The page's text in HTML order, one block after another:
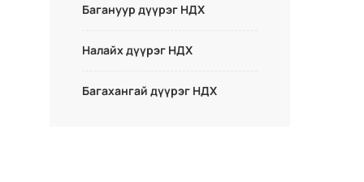
Багануур дүүрэг НДХ
Налайх дүүрэг НДХ
Багахангай дүүрэг НДХ